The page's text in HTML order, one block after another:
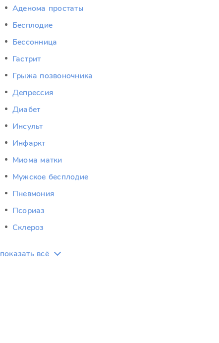
Аденома простаты
Бесплодие
Бессонница
Гастрит
Грыжа позвоночника
Депрессия
Диабет
Инсульт
Инфаркт
Миома матки
Мужское бесплодие
Пневмония
Псориаз
Склероз
показать всё